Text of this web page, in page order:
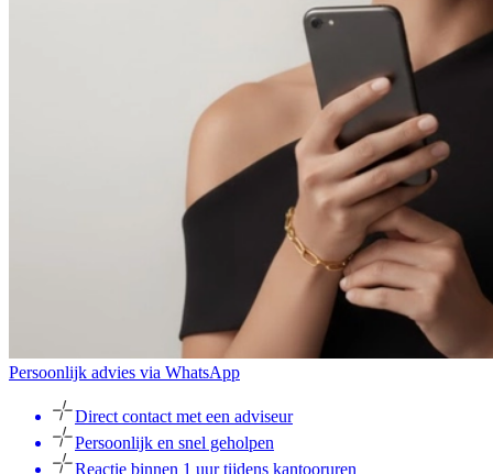
Persoonlijk advies via WhatsApp
Direct contact met een adviseur
Persoonlijk en snel geholpen
Reactie binnen 1 uur tijdens kantooruren